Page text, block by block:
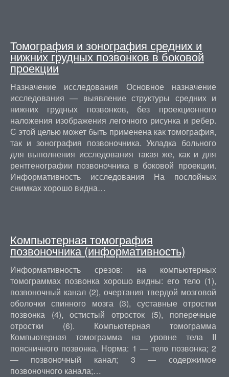
Томография и зонография средних и
нижних грудных позвонков в боковой
проекции
Назначение исследования Основное назначение
исследования — выявление структуры средних и
нижних грудных позвонков, без проекционного
наложения изображения легочного рисунка и ребер.
С этой целью может быть применена как томография,
так и зонография позвоночника. Укладка больного
для выполнения исследования такая же, как и для
рентгенографии позвоночника в боковой проекции.
Информативность исследования На послойных
снимках хорошо видна…
Компьютерная томография
позвоночника (информативность)
Информативность срезов: на компьютерных
томограммах позвонка хорошо видны: его тело (1),
позвоночный канал (2), очертания твердой мозговой
оболочки спинного мозга (3), суставные отростки
позвонка (4), остистый отросток (5), поперечные
отростки (6). Компьютерная томограмма
Компьютерная томограмма на уровне тела II
поясничного позвонка. Норма: 1 — тело позвонка; 2
— позвоночный канал; 3 — содержимое
позвоночного канала;…